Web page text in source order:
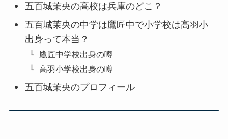
五百城茉央の高校は兵庫のどこ？
五百城茉央の中学は鷹匠中で小学校は高羽小
出身って本当？
鷹匠中学校出身の噂
高羽小学校出身の噂
五百城茉央のプロフィール